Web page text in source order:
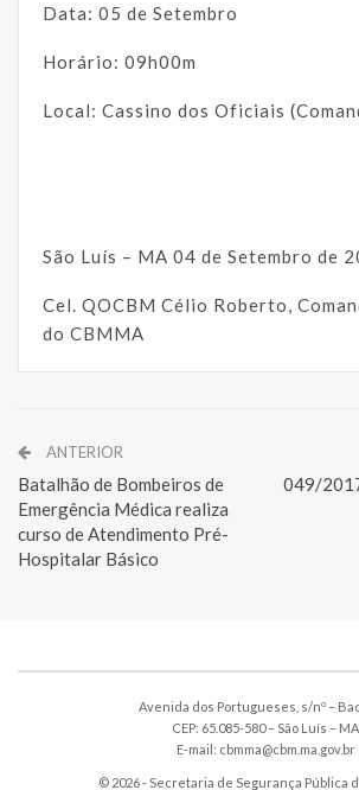
Data: 05 de Setembro
Horário: 09h00m
Local: Cassino dos Oficiais
São Luís – MA 04 de Setembro de
Cel. QOCBM Célio Roberto,
do CBMMA
ANTERIOR
Batalhão de Bombeiros de
Emergência Médica realiza
curso de Atendimento Pré-
Hospitalar Básico
049/
Avenida dos Portugueses, s/nº –
CEP: 65.085-580 – São Luís – MA
E-mail: cbmma@cbm.ma.gov.br
© 2026 - Secretaria de Segurança Pública